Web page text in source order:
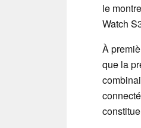
le
Watch
À
que la